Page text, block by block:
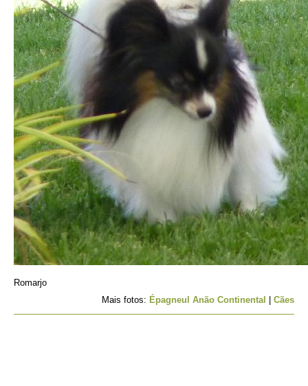
Romarjo
Mais fotos: Épagneul Anão Continental Cães